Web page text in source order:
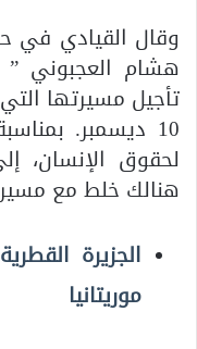
وقال القيادي في
هشام العجبوني ”
تأجيل مسيرتها
10 ديسمبر.
لحقوق الإنسان،
هنالك خلط مع
الجزيرة
موريتانيا